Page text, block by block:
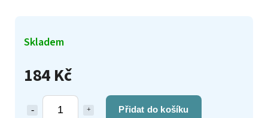
184 Kč
Přidat do košíku
Skladem